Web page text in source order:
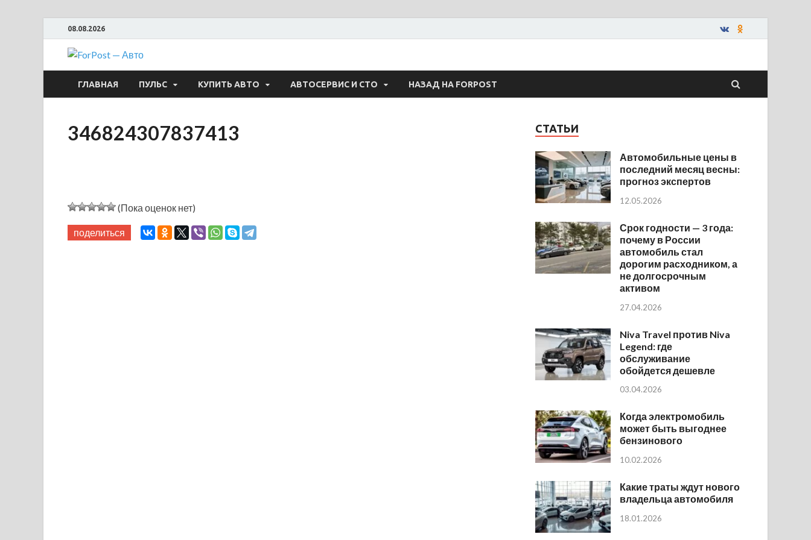
08.08.2026
ForPost — Авто
ГЛАВНАЯ ПУЛЬС КУПИТЬ АВТО АВТОСЕРВИС И СТО НАЗАД НА FORPOST
346824307837413
(Пока оценок нет)
поделиться
СТАТЬИ
Автомобильные цены в
последний месяц весны:
прогноз экспертов
12.05.2026
Срок годности — 3 года:
почему в России
автомобиль стал
дорогим расходником, а
не долгосрочным
активом
27.04.2026
Niva Travel против Niva
Legend: где
обслуживание
обойдется дешевле
03.04.2026
Когда электромобиль
может быть выгоднее
бензинового
10.02.2026
Какие траты ждут нового
владельца автомобиля
18.01.2026